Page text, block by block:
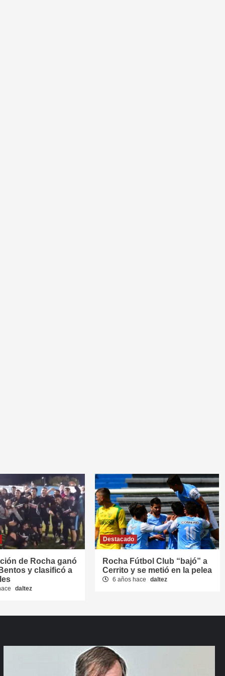
de Rocha ganó
y clasificó a
daltez
Destacado
Rocha Fútbol Club “bajó” a
Cerrito y se metió en la pelea
6 años hace daltez